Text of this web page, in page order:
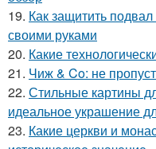
19. Как защитить
своими руками
20. Какие
21. Чиж & Co: не
22. Стильные картины
идеальное украшение
23. Какие церкви и